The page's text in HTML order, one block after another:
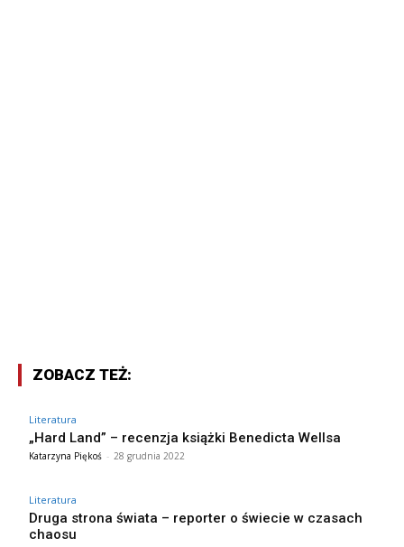
ZOBACZ TEŻ:
Literatura
„Hard Land” – recenzja książki Benedicta Wellsa
Katarzyna Piękoś - 28 grudnia 2022
Literatura
Druga strona świata – reporter o świecie w czasach
chaosu